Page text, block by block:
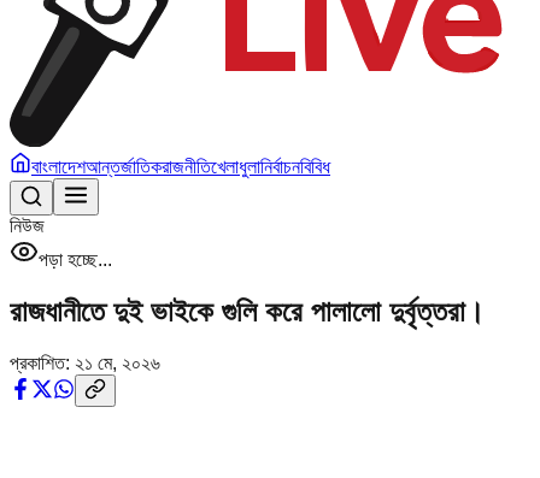
বাংলাদেশআন্তর্জাতিকরাজনীতিখেলাধুলানির্বাচনবিবিধ
নিউজ
পড়া হচ্ছে...
রাজধানীতে দুই ভাইকে গুলি করে পালালো দুর্বৃত্তরা।
প্রকাশিত: ২১ মে, ২০২৬